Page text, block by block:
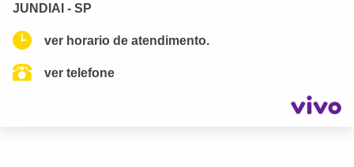
JUNDIAI - SP
ver horario de atendimento.
ver telefone